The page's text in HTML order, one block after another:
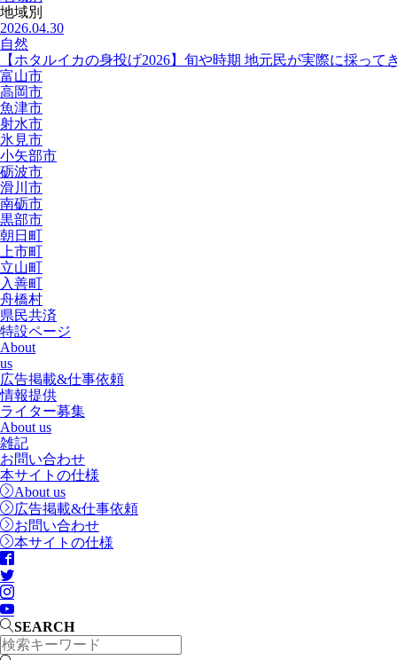
地域別
2026.04.30
自然
【ホタルイカの身投げ2026】旬や時期 地元民が実際に採って
富山市
高岡市
魚津市
射水市
氷見市
小矢部市
砺波市
滑川市
南砺市
黒部市
朝日町
上市町
立山町
入善町
舟橋村
県民共済
特設ページ
About
us
広告掲載&仕事依頼
情報提供
ライター募集
About us
雑記
お問い合わせ
本サイトの仕様
About us
広告掲載&仕事依頼
お問い合わせ
本サイトの仕様
SEARCH